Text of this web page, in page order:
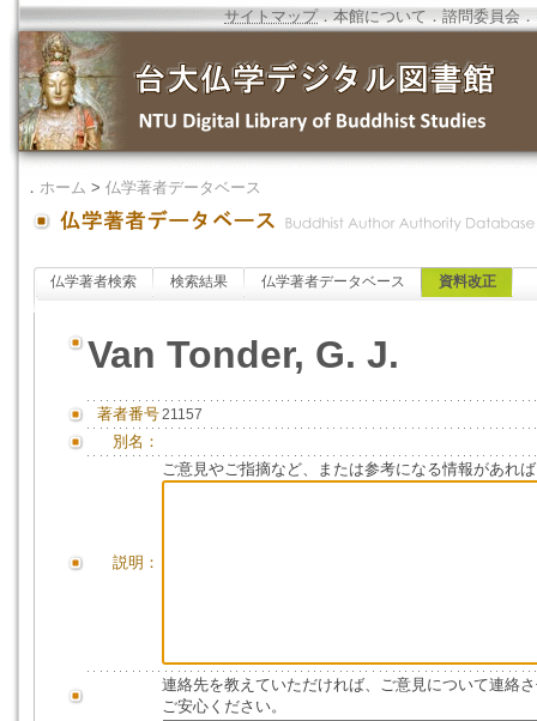
サイトマップ．本館について ．諮問委員会 ．
． ホーム > 仏学著者データベース
仏学著者検索 検索結果 仏学著者データベース 資料改正
Van Tonder, G. J.
著者番号21157
別名：
説明：
ご意見やご指摘など、または参考になる情報があれ
連絡先を教えていただければ、ご意見について連絡
ご安心ください。